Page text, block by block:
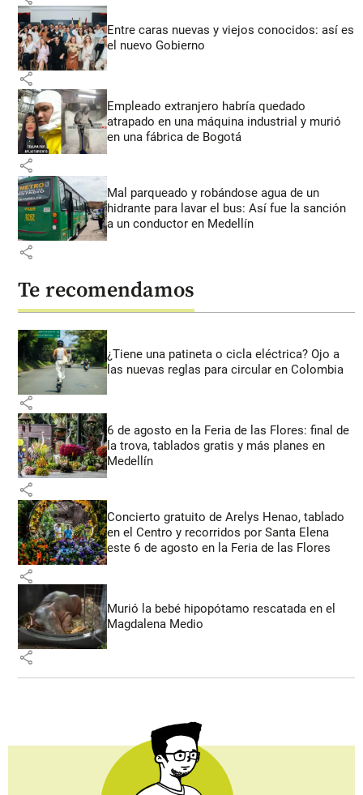
Entre caras nuevas y viejos conocidos: así es
el nuevo Gobierno
share
Empleado extranjero habría quedado
atrapado en una máquina industrial y murió
en una fábrica de Bogotá
share
Mal parqueado y robándose agua de un
hidrante para lavar el bus: Así fue la sanción
a un conductor en Medellín
share
Te recomendamos
¿Tiene una patineta o cicla eléctrica? Ojo a
las nuevas reglas para circular en Colombia
share
6 de agosto en la Feria de las Flores: final de
la trova, tablados gratis y más planes en
Medellín
share
Concierto gratuito de Arelys Henao, tablado
en el Centro y recorridos por Santa Elena
este 6 de agosto en la Feria de las Flores
share
Murió la bebé hipopótamo rescatada en el
Magdalena Medio
share